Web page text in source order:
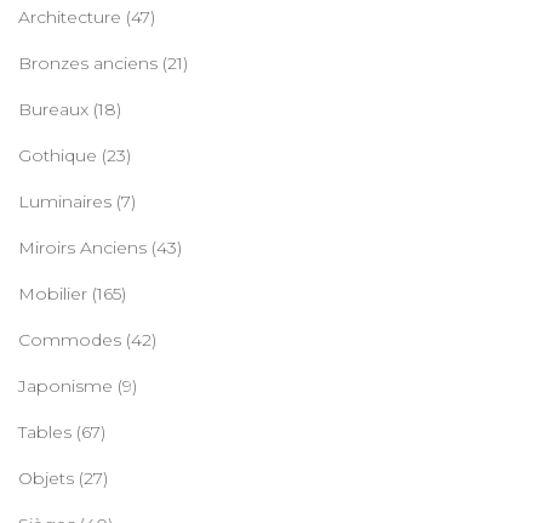
Architecture (47)
Bronzes anciens (21)
Bureaux (18)
Gothique (23)
Luminaires (7)
Miroirs Anciens (43)
Mobilier (165)
Commodes (42)
Japonisme (9)
Tables (67)
Objets (27)